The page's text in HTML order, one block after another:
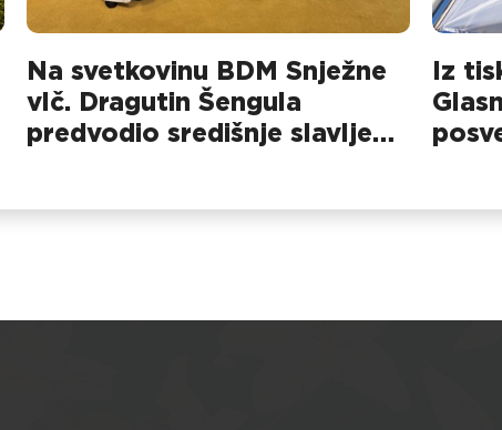
Na svetkovinu BDM Snježne
vlč. Dragutin Šengula
predvodio središnje slavlje
Iz